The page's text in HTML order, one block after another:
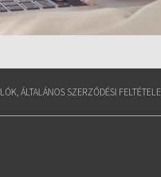
ÁLTALÁNOS SZERZŐDÉSI